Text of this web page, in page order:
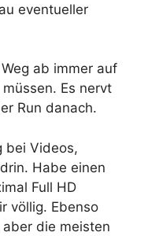
eventueller
ab immer auf
Es nervt
Run danach.
bei Videos,
Habe einen
Full HD
völlig. Ebenso
die meisten